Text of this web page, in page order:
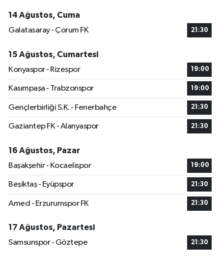
14 Ağustos, Cuma
Galatasaray - Çorum FK
21:30
15 Ağustos, Cumartesi
Konyaspor - Rizespor
19:00
Kasımpaşa - Trabzonspor 19:00
Gençlerbirliği S.K. - Fenerbahçe 21:30
Gaziantep FK - Alanyaspor 21:30
16 Ağustos, Pazar
Başakşehir - Kocaelispor
19:00
Beşiktaş - Eyüpspor 21:30
Amed - Erzurumspor FK 21:30
17 Ağustos, Pazartesi
Samsunspor - Göztepe
21:30